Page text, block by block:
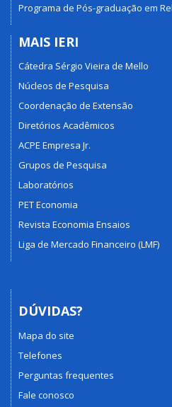
Programa de Pós-graduação em
MAIS IERI
Cátedra Sérgio Vieira de Mello
Núcleos de Pesquisa
Coordenação de Extensão
Diretórios Acadêmicos
ACPE Empresa Jr.
Grupos de Pesquisa
Laboratórios
PET Economia
Revista Economia Ensaios
Liga de Mercado Financeiro (LMF)
DÚVIDAS?
Mapa do site
Telefones
Perguntas frequentes
Fale conosco